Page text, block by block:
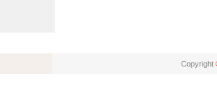
Copyright